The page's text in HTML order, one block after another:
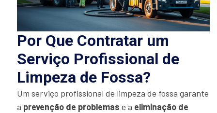
Por Que Contratar um
Serviço Profissional de
Limpeza de Fossa?
Um serviço profissional de limpeza de fossa garante
a prevenção de problemas e a eliminação de